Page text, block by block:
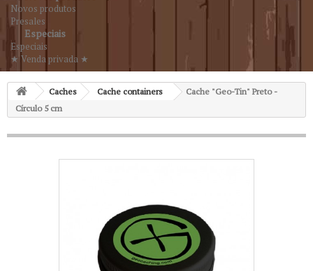
Novos produtos
Presales
Especiais
Especiais
★ Venda privada ★
Caches Cache containers
Cache "Geo-Tin" Preto -
Círculo 5 cm